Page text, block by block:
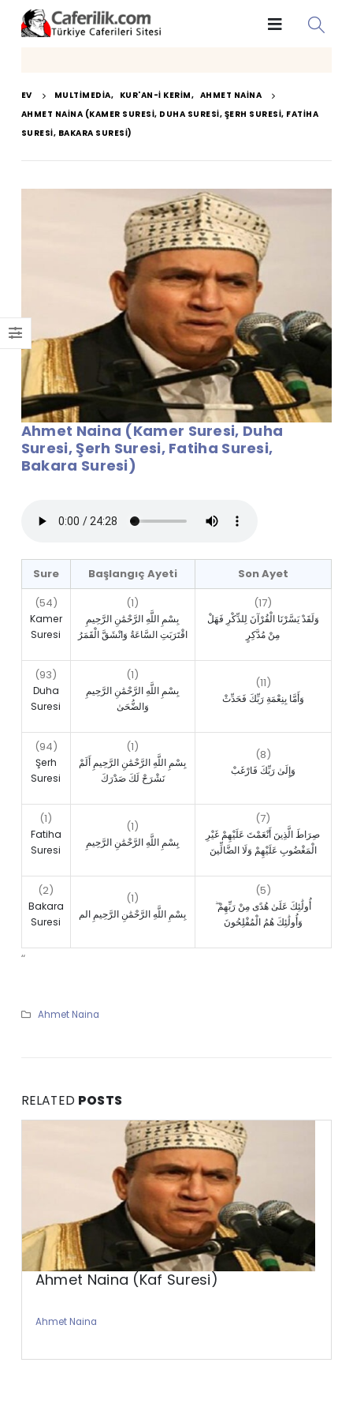
EV MULTIMEDIA, KUR'AN-I KERIM, AHMET NAINA
AHMET NAINA (KAMER SURESI, DUHA SURESI, ŞERH SURESI, FATIHA
SURESI, BAKARA SURESI)
Ahmet Naina (Kamer Suresi, Duha
Suresi, Şerh Suresi, Fatiha Suresi,
Bakara Suresi)
Sure Başlangıç Ayeti
Son Ayet
(54)
Kamer
Suresi
(1)
بِسْمِ اللَّهِ الرَّحْمَٰنِ الرَّحِيمِ
اقْتَرَبَتِ السَّاعَةُ وَانْشَقَّ الْقَمَرُ
(17)
وَلَقَدْ يَسَّرْنَا الْقُرْآنَ لِلذِّكْرِ فَهَلْ
مِنْ مُدَّكِرٍ
(93)
Duha
Suresi
(1)
بِسْمِ اللَّهِ الرَّحْمَٰنِ الرَّحِيمِ
وَالضُّحَىٰ
(11)
وَأَمَّا بِنِعْمَةِ رَبِّكَ فَحَدِّثْ
(94)
Şerh
Suresi
(1)
بِسْمِ اللَّهِ الرَّحْمَٰنِ الرَّحِيمِ أَلَمْ
نَشْرَحْ لَكَ صَدْرَكَ
(8)
وَإِلَىٰ رَبِّكَ فَارْغَبْ
(1)
Fatiha
Suresi
(1)
بِسْمِ اللَّهِ الرَّحْمَٰنِ الرَّحِيمِ
(7)
صِرَاطَ الَّذِينَ أَنْعَمْتَ عَلَيْهِمْ غَيْرِ
الْمَغْضُوبِ عَلَيْهِمْ وَلَا الضَّالِّينَ
(2)
Bakara
Suresi
(1)
بِسْمِ اللَّهِ الرَّحْمَٰنِ الرَّحِيمِ الم
(5)
أُولَٰئِكَ عَلَىٰ هُدًى مِنْ رَبِّهِمْ ۖ
وَأُولَٰئِكَ هُمُ الْمُفْلِحُونَ
“
Ahmet Naina
RELATED POSTS
Ahmet Naina (Kaf Suresi)
Ahmet Naina